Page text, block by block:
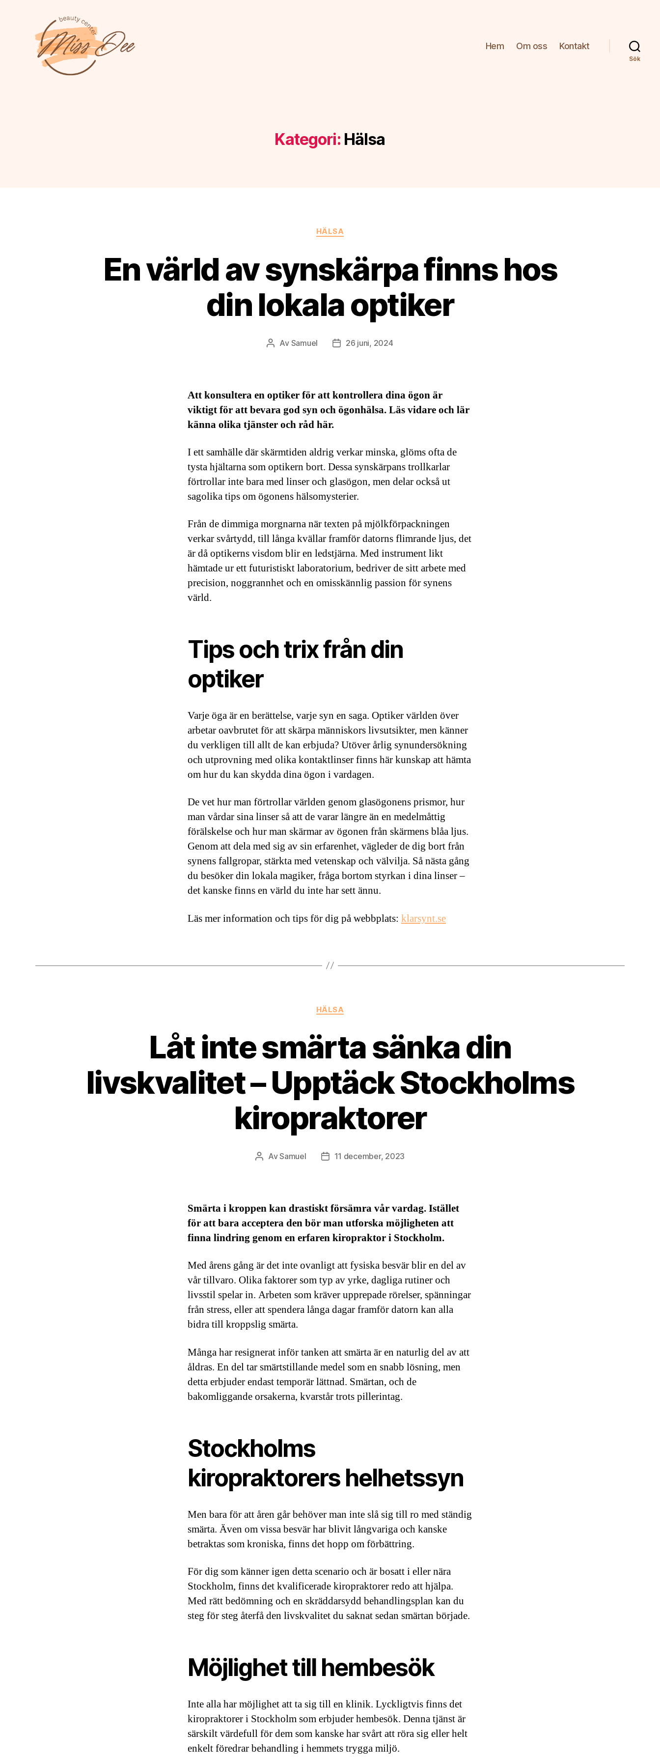
Hem Om oss Kontakt
Sök
Kategori: Hälsa
Kategorier
HÄLSA
En värld av synskärpa finns hos
din lokala optiker
Inläggsförfattare
Av Samuel Inläggsdatum
26 juni, 2024
Att konsultera en optiker för att kontrollera dina ögon är
viktigt för att bevara god syn och ögonhälsa. Läs vidare och lär
känna olika tjänster och råd här.
I ett samhälle där skärmtiden aldrig verkar minska, glöms ofta de
tysta hjältarna som optikern bort. Dessa synskärpans trollkarlar
förtrollar inte bara med linser och glasögon, men delar också ut
sagolika tips om ögonens hälsomysterier.
Från de dimmiga morgnarna när texten på mjölkförpackningen
verkar svårtydd, till långa kvällar framför datorns flimrande ljus, det
är då optikerns visdom blir en ledstjärna. Med instrument likt
hämtade ur ett futuristiskt laboratorium, bedriver de sitt arbete med
precision, noggrannhet och en omisskännlig passion för synens
värld.
Tips och trix från din
optiker
Varje öga är en berättelse, varje syn en saga. Optiker världen över
arbetar oavbrutet för att skärpa människors livsutsikter, men känner
du verkligen till allt de kan erbjuda? Utöver årlig synundersökning
och utprovning med olika kontaktlinser finns här kunskap att hämta
om hur du kan skydda dina ögon i vardagen.
De vet hur man förtrollar världen genom glasögonens prismor, hur
man vårdar sina linser så att de varar längre än en medelmåttig
förälskelse och hur man skärmar av ögonen från skärmens blåa ljus.
Genom att dela med sig av sin erfarenhet, vägleder de dig bort från
synens fallgropar, stärkta med vetenskap och välvilja. Så nästa gång
du besöker din lokala magiker, fråga bortom styrkan i dina linser –
det kanske finns en värld du inte har sett ännu.
Läs mer information och tips för dig på webbplats: klarsynt.se
Kategorier
HÄLSA
Låt inte smärta sänka din
livskvalitet – Upptäck Stockholms
kiropraktorer
Inläggsförfattare
AvSamuel Inläggsdatum
11 december, 2023
Smärta i kroppen kan drastiskt försämra vår vardag. Istället
för att bara acceptera den bör man utforska möjligheten att
finna lindring genom en erfaren kiropraktor i Stockholm.
Med årens gång är det inte ovanligt att fysiska besvär blir en del av
vår tillvaro. Olika faktorer som typ av yrke, dagliga rutiner och
livsstil spelar in. Arbeten som kräver upprepade rörelser, spänningar
från stress, eller att spendera långa dagar framför datorn kan alla
bidra till kroppslig smärta.
Många har resignerat inför tanken att smärta är en naturlig del av att
åldras. En del tar smärtstillande medel som en snabb lösning, men
detta erbjuder endast temporär lättnad. Smärtan, och de
bakomliggande orsakerna, kvarstår trots pillerintag.
Stockholms
kiropraktorers helhetssyn
Men bara för att åren går behöver man inte slå sig till ro med ständig
smärta. Även om vissa besvär har blivit långvariga och kanske
betraktas som kroniska, finns det hopp om förbättring.
För dig som känner igen detta scenario och är bosatt i eller nära
Stockholm, finns det kvalificerade kiropraktorer redo att hjälpa.
Med rätt bedömning och en skräddarsydd behandlingsplan kan du
steg för steg återfå den livskvalitet du saknat sedan smärtan började.
Möjlighet till hembesök
Inte alla har möjlighet att ta sig till en klinik. Lyckligtvis finns det
kiropraktorer i Stockholm som erbjuder hembesök. Denna tjänst är
särskilt värdefull för dem som kanske har svårt att röra sig eller helt
enkelt föredrar behandling i hemmets trygga miljö.